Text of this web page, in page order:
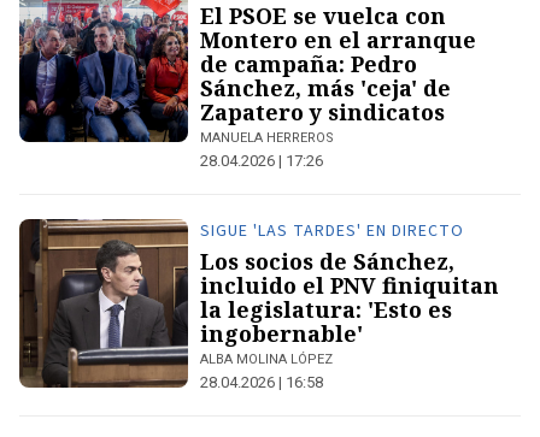
El PSOE se vuelca con
Montero en el arranque
de campaña: Pedro
Sánchez, más 'ceja' de
Zapatero y sindicatos
MANUELA HERREROS
28.04.2026 | 17:26
SIGUE 'LAS TARDES' EN DIRECTO
Los socios de Sánchez,
incluido el PNV finiquitan
la legislatura: 'Esto es
ingobernable'
ALBA MOLINA LÓPEZ
28.04.2026 | 16:58